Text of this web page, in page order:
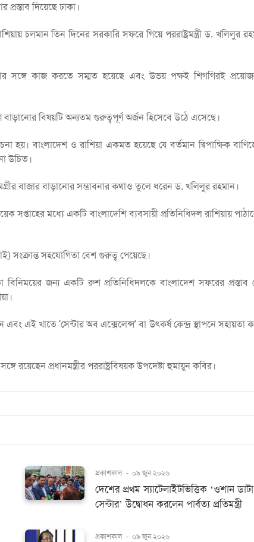
দিয়েছে ঢাকা।
চলমান তিন দিনের সরকারি সফরে গিয়ে পররাষ্ট্রমন্ত্রী ড. খলিলুর
সঙ্গে কাজ করতে সম্মত হয়েছে এবং উভয় পক্ষই শিগগিরই
বিষয়টি অন্যতম গুরুত্বপূর্ণ অর্জন হিসেবে উঠে এসেছে।
হয়। বাংলাদেশ ও রাশিয়া একমত হয়েছে যে বর্তমান দ্বিপাক্ষিক
উচিত।
বাজার বাড়ানোর সম্ভাবনার কথাও তুলে ধরেন ড. খলিলুর রহমান।
মধ্যে একটি বাংলাদেশি ব্যবসায়ী প্রতিনিধিদল রাশিয়ায়
সংক্রান্ত সহযোগিতা বেশ গুরুত্ব পেয়েছে।
বিনিময়ের জন্য একটি রুশ প্রতিনিধিদলকে বাংলাদেশ সফরের প্রস্তাব
এই খাতে ‘সেন্টার অব এক্সেলেন্স’ বা উৎকর্ষ কেন্দ্র স্থাপনে সহায়তা
প্রধানমন্ত্রীর পররাষ্ট্রবিষয়ক উপদেষ্টা হুমায়ুন কবির।
প্রকাশকাল - ০৯ জুন ২০২৬
দেশের প্রথম স্যাটেলাইটভিত্তিক ‘ওশান ডাটা
সেন্টার’ উদ্বোধন করলেন পার্বত্য প্রতিমন্ত্রী
প্রকাশকাল - ০৯ জুন ২০২৬